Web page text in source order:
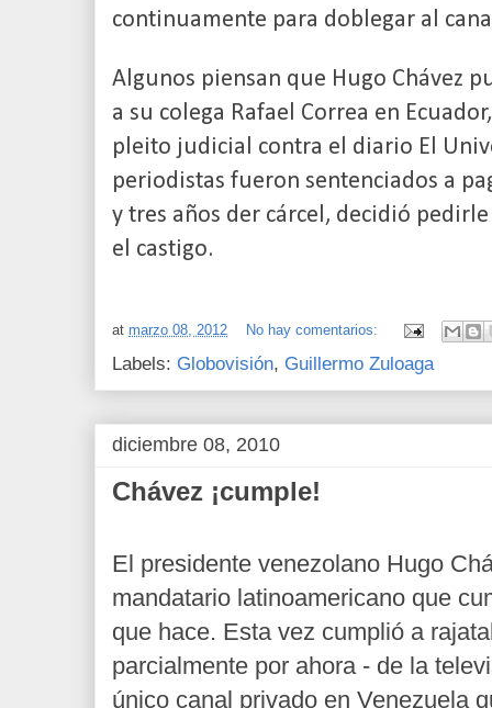
continuamente para doblegar al
Algunos piensan que Hugo Chávez
a su colega Rafael Correa en
pleito judicial contra el diario El
periodistas fueron sentenciados a
y tres años der cárcel, decidió
el castigo.
at marzo 08, 2012 No hay comentarios:
Labels: Globovisión, Guillermo Zuloaga
diciembre 08, 2010
Chávez ¡cumple!
El presidente venezolano Hugo
mandatario latinoamericano que
que hace. Esta vez cumplió a
parcialmente por ahora - de la
único canal privado en Venezuela